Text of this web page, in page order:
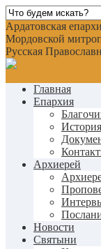
Ардатовская
Мордовской
Русская
Главная
Епархия
История
Архиерей
Новости
Святыни